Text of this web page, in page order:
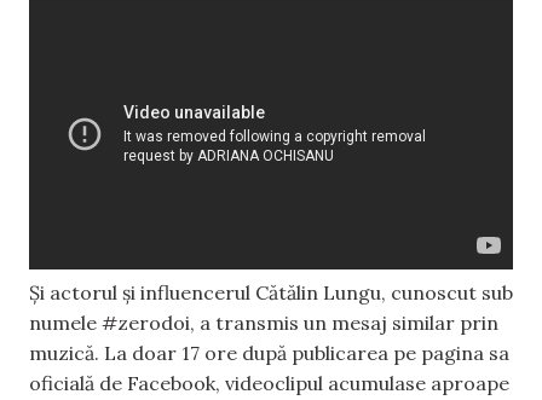
Și actorul și influencerul Cătălin Lungu, cunoscut sub
numele #zerodoi, a transmis un mesaj similar prin
muzică. La doar 17 ore după publicarea pe pagina sa
oficială de Facebook, videoclipul acumulase aproape